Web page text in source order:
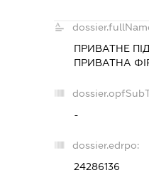
ПРИВАТНЕ
ПРИВАТНА
-
dossier.edrpo:
24286136